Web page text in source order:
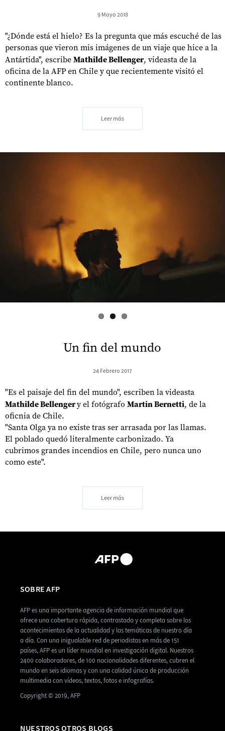
9 Mayo 2018
"¿Dónde está el hielo? Es la pregunta que más escuché de las
personas que vieron mis imágenes de un viaje que hice a la
Antártida", escribe Mathilde Bellenger, videasta de la
oficina de la AFP en Chile y que recientemente visitó el
continente blanco.
Leer más
Un fin del mundo
24 Febrero 2017
"Es el paisaje del fin del mundo", escriben la videasta
Mathilde Bellengery el fotógrafo Martin Bernetti, de la
oficnia de Chile.
"Santa Olga ya no existe tras ser arrasada por las llamas.
El poblado quedó literalmente carbonizado. Ya
cubrimos grandes incendios en Chile, pero nunca uno
como este".
Leer más
SOBRE AFP
AFP es una importante agencia de información mundial que
ofrece una cobertura rápida, contrastada y completa sobre los
acontecimientos de la actualidad y las temáticas de nuestro día
a día. Con una inigualable red de periodistas en más de 151
países, AFP es un líder mundial en investigación digital. Nuestros
2400 colaboradores, de 100 nacionalidades diferentes, cubren el
mundo en seis idiomas y con una calidad única de producción
multimedia con vídeos, textos, fotos e infografías.
Copyright © 2019, AFP
NUESTROS OTROS BLOGS